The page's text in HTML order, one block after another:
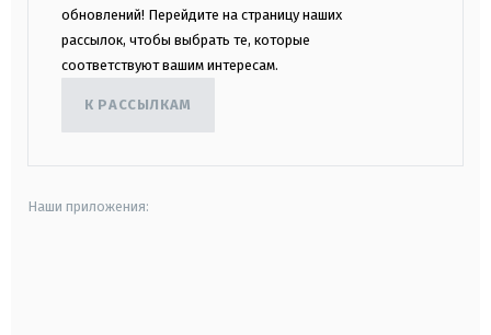
обновлений! Перейдите на страницу наших
рассылок, чтобы выбрать те, которые
соответствуют вашим интересам.
К РАССЫЛКАМ
Наши приложения: